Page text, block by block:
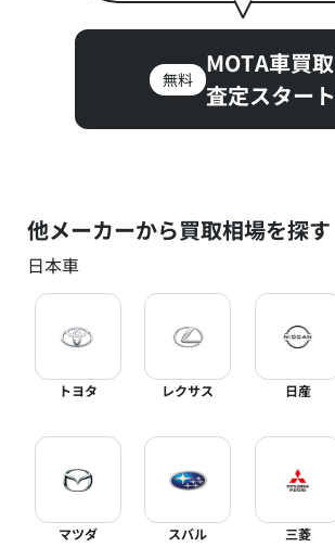
無料
MOTA車買取
査定スタート
他メーカーから買取相場を探す
日本車
トヨタ レクサス 日産
マツダ スバル 三菱